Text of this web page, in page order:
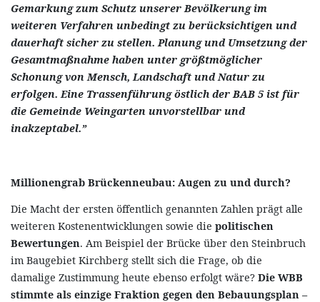
Gemarkung zum Schutz unserer Bevölkerung im
weiteren Verfahren unbedingt zu berücksichtigen und
dauerhaft sicher zu stellen. Planung und Umsetzung der
Gesamtmaßnahme haben unter größtmöglicher
Schonung von Mensch, Landschaft und Natur zu
erfolgen. Eine Trassenführung östlich der BAB 5 ist für
die Gemeinde Weingarten unvorstellbar und
inakzeptabel.”
Millionengrab Brückenneubau: Augen zu und durch?
Die Macht der ersten öffentlich genannten Zahlen prägt alle
weiteren Kostenentwicklungen sowie die politischen
Bewertungen. Am Beispiel der Brücke über den Steinbruch
im Baugebiet Kirchberg stellt sich die Frage, ob die
damalige Zustimmung heute ebenso erfolgt wäre? Die WBB
stimmte als einzige Fraktion gegen den Bebauungsplan –